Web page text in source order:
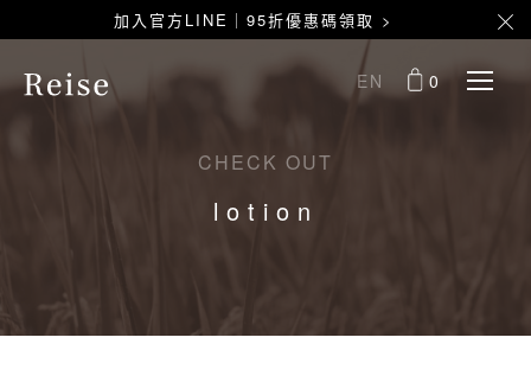
加入官方LINE｜95折優惠碼領取 >
EN 0
CHECK OUT
lotion